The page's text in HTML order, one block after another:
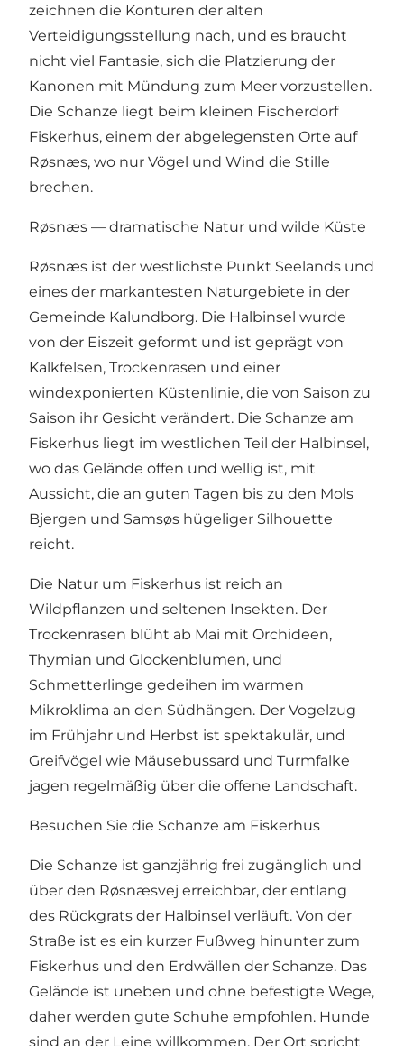
zeichnen die Konturen der alten
Verteidigungsstellung nach, und es braucht
nicht viel Fantasie, sich die Platzierung der
Kanonen mit Mündung zum Meer vorzustellen.
Die Schanze liegt beim kleinen Fischerdorf
Fiskerhus, einem der abgelegensten Orte auf
Røsnæs, wo nur Vögel und Wind die Stille
brechen.
Røsnæs — dramatische Natur und wilde Küste
Røsnæs ist der westlichste Punkt Seelands und
eines der markantesten Naturgebiete in der
Gemeinde Kalundborg. Die Halbinsel wurde
von der Eiszeit geformt und ist geprägt von
Kalkfelsen, Trockenrasen und einer
windexponierten Küstenlinie, die von Saison zu
Saison ihr Gesicht verändert. Die Schanze am
Fiskerhus liegt im westlichen Teil der Halbinsel,
wo das Gelände offen und wellig ist, mit
Aussicht, die an guten Tagen bis zu den Mols
Bjergen und Samsøs hügeliger Silhouette
reicht.
Die Natur um Fiskerhus ist reich an
Wildpflanzen und seltenen Insekten. Der
Trockenrasen blüht ab Mai mit Orchideen,
Thymian und Glockenblumen, und
Schmetterlinge gedeihen im warmen
Mikroklima an den Südhängen. Der Vogelzug
im Frühjahr und Herbst ist spektakulär, und
Greifvögel wie Mäusebussard und Turmfalke
jagen regelmäßig über die offene Landschaft.
Besuchen Sie die Schanze am Fiskerhus
Die Schanze ist ganzjährig frei zugänglich und
über den Røsnæsvej erreichbar, der entlang
des Rückgrats der Halbinsel verläuft. Von der
Straße ist es ein kurzer Fußweg hinunter zum
Fiskerhus und den Erdwällen der Schanze. Das
Gelände ist uneben und ohne befestigte Wege,
daher werden gute Schuhe empfohlen. Hunde
sind an der Leine willkommen. Der Ort spricht